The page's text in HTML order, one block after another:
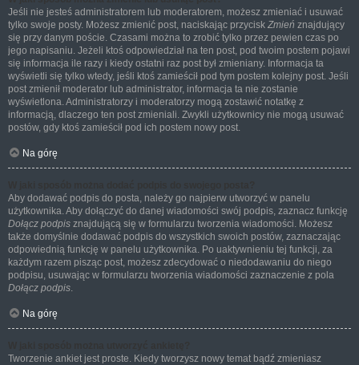
Jeśli nie jesteś administratorem lub moderatorem, możesz zmieniać i usuwać
tylko swoje posty. Możesz zmienić post, naciskając przycisk Zmień znajdujący
się przy danym poście. Czasami można to zrobić tylko przez pewien czas po
jego napisaniu. Jeżeli ktoś odpowiedział na ten post, pod twoim postem pojawi
się informacja ile razy i kiedy ostatni raz post był zmieniany. Informacja ta
wyświetli się tylko wtedy, jeśli ktoś zamieścił pod tym postem kolejny post. Jeśli
post zmienił moderator lub administrator, informacja ta nie zostanie
wyświetlona. Administratorzy i moderatorzy mogą zostawić notatkę z
informacją, dlaczego ten post zmieniali. Zwykli użytkownicy nie mogą usuwać
postów, gdy ktoś zamieścił pod ich postem nowy post.
Na górę
Aby dodawać podpis do posta, należy go najpierw utworzyć w panelu
użytkownika. Aby dołączyć do danej wiadomości swój podpis, zaznacz funkcję
Dołącz podpis znajdującą się w formularzu tworzenia wiadomości. Możesz
także domyślnie dodawać podpis do wszystkich swoich postów, zaznaczając
odpowiednią funkcję w panelu użytkownika. Po uaktywnieniu tej funkcji, za
każdym razem pisząc post, możesz zdecydować o niedodawaniu do niego
podpisu, usuwając w formularzu tworzenia wiadomości zaznaczenie z pola
Dołącz podpis.
Na górę
Tworzenie ankiet jest proste. Kiedy tworzysz nowy temat bądź zmieniasz